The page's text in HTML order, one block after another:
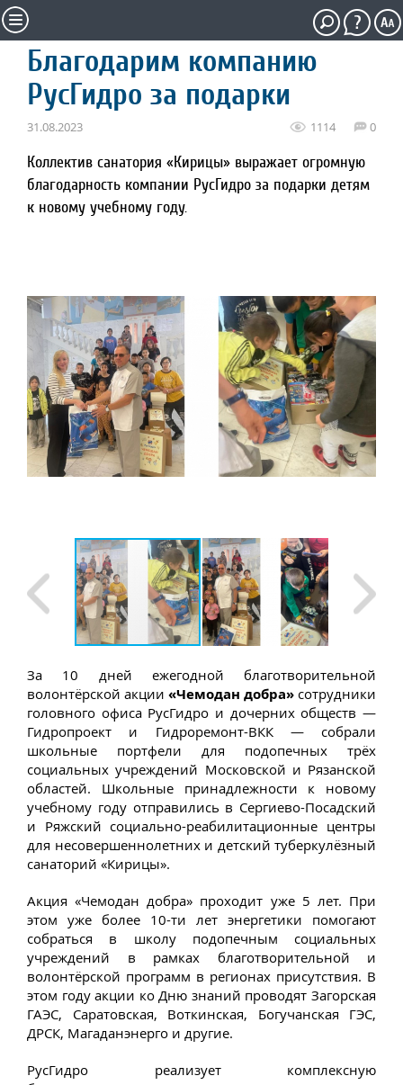
Благодарим компанию
РусГидро за подарки
31.08.2023 1114 0
Коллектив санатория «Кирицы» выражает огромную
благодарность компании РусГидро за подарки детям
к новому учебному году.
За 10 дней ежегодной благотворительной
волонтёрской акции «Чемодан добра» сотрудники
головного офиса РусГидро и дочерних обществ —
Гидропроект и Гидроремонт-ВКК — собрали
школьные портфели для подопечных трёх
социальных учреждений Московской и Рязанской
областей. Школьные принадлежности к новому
учебному году отправились в Сергиево-Посадский
и Ряжский социально-реабилитационные центры
для несовершеннолетних и детский туберкулёзный
санаторий «Кирицы».
Акция «Чемодан добра» проходит уже 5 лет. При
этом уже более 10-ти лет энергетики помогают
собраться в школу подопечным социальных
учреждений в рамках благотворительной и
волонтёрской программ в регионах присутствия. В
этом году акции ко Дню знаний проводят Загорская
ГАЭС, Саратовская, Воткинская, Богучанская ГЭС,
ДРСК, Магаданэнерго и другие.
РусГидро реализует комплексную